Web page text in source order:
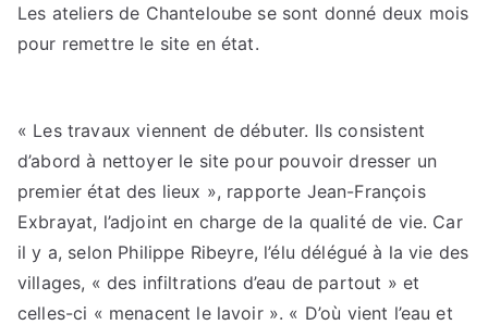
Les ateliers de Chanteloube se sont donné deux mois
pour remettre le site en état.
« Les travaux viennent de débuter. Ils consistent
d’abord à nettoyer le site pour pouvoir dresser un
premier état des lieux », rapporte Jean-François
Exbrayat, l’adjoint en charge de la qualité de vie. Car
il y a, selon Philippe Ribeyre, l’élu délégué à la vie des
villages, « des infiltrations d’eau de partout » et
celles-ci « menacent le lavoir ». « D’où vient l’eau et